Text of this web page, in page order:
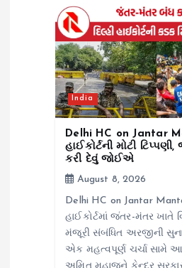
India
Delhi HC on Jantar
હાઈકોર્ટની મોટી
કરી દેવું જોઈએ
August 8, 2026
Delhi HC on Jantar
હાઈકોર્ટમાં જંતર-મંતર ખાતે
મંજૂરી સંબંધિત અરજીની
એક મહત્વપૂર્ણ ચર્ચા સામે